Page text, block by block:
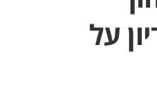
על